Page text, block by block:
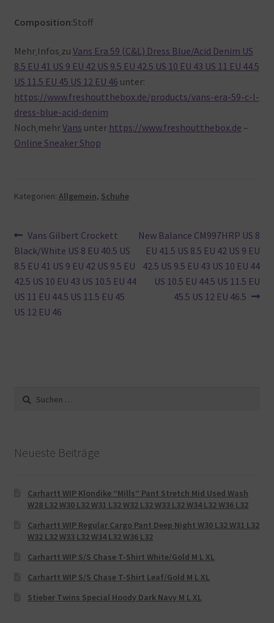
Composition:Stoff
Mehr Infos zu Vans Era 59 (C&L) Dress Blue/Acid Denim US
8.5 EU 41 US 9 EU 42 US 9.5 EU 42.5 US 10 EU 43 US 11 EU 44.5
US 11.5 EU 45 US 12 EU 46 unter:
https://www.freshoutthebox.de/products/vans-era-59-c-l-
dress-blue-acid-denim
Noch mehrVans unter https://www.freshoutthebox.de –
Online Sneaker Shop
Kategorien: Allgemein, Schuhe
Beitragsnavigation
Vorheriger
Beitrag:
Vans Gilbert Crockett
Black/White US 8 EU 40.5 US
8.5 EU 41 US 9 EU 42 US 9.5 EU
42.5 US 10 EU 43 US 10.5 EU 44
US 11 EU 44.5 US 11.5 EU 45
US 12 EU 46
Nächster
Beitrag:
New Balance CM997HRP US 8
EU 41.5 US 8.5 EU 42 US 9 EU
42.5 US 9.5 EU 43 US 10 EU 44
US 10.5 EU 44.5 US 11.5 EU
45.5 US 12 EU 46.5
Suche
nach:
Neueste Beiträge
Carhartt WIP Klondike “Mills“ Pant Stretch Mid Used Wash
W28 L32 W30 L32 W31 L32 W32 L32 W33 L32 W34 L32 W36 L32
Carhartt WIP Regular Cargo Pant Deep Night W30 L32 W31 L32
W32 L32 W33 L32 W34 L32 W36 L32
Carhartt WIP S/S Chase T-Shirt White/Gold M L XL
Carhartt WIP S/S Chase T-Shirt Leaf/Gold M L XL
Stieber Twins Special Hoody Dark Navy M L XL